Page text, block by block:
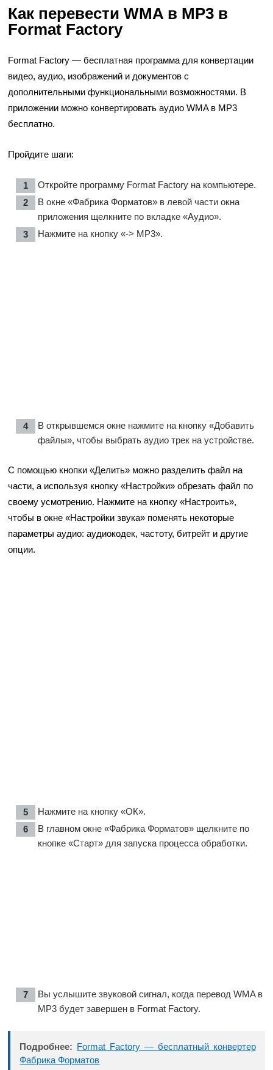
Как перевести WMA в MP3 в
Format Factory
Format Factory — бесплатная программа для конвертации
видео, аудио, изображений и документов с
дополнительными функциональными возможностями. В
приложении можно конвертировать аудио WMA в MP3
бесплатно.
Пройдите шаги:
Откройте программу Format Factory на компьютере.
В окне «Фабрика Форматов» в левой части окна
приложения щелкните по вкладке «Аудио».
Нажмите на кнопку «-> MP3».
В открывшемся окне нажмите на кнопку «Добавить
файлы», чтобы выбрать аудио трек на устройстве.
С помощью кнопки «Делить» можно разделить файл на
части, а используя кнопку «Настройки» обрезать файл по
своему усмотрению. Нажмите на кнопку «Настроить»,
чтобы в окне «Настройки звука» поменять некоторые
параметры аудио: аудиокодек, частоту, битрейт и другие
опции.
Нажмите на кнопку «ОК».
В главном окне «Фабрика Форматов» щелкните по
кнопке «Старт» для запуска процесса обработки.
Вы услышите звуковой сигнал, когда перевод WMA в
MP3 будет завершен в Format Factory.
Подробнее: Format Factory — бесплатный конвертер
Фабрика Форматов